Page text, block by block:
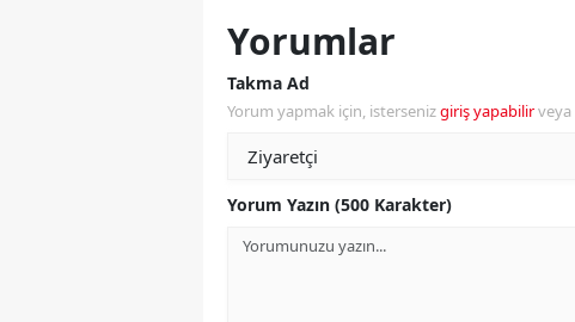
Yorumlar
Takma Ad
Yorum yapmak için, istersenizgiriş yapabilirveya
Yorum Yazın (500 Karakter)